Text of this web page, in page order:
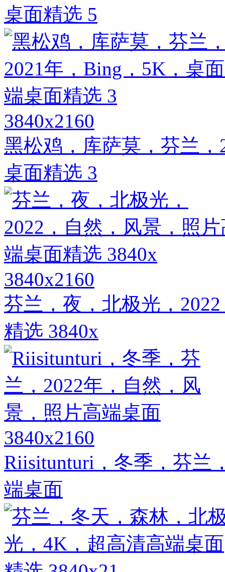
桌面精选 5
3840x2160
黑松鸡，库萨莫，芬兰
桌面精选 3
3840x2160
芬兰，夜，北极光，
精选 3840x
3840x2160
Riisitunturi，冬季，芬兰
端桌面